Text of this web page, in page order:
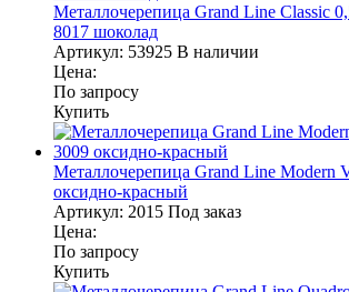
Металлочерепица Grand Line Classic
8017 шоколад
Артикул: 53925 В наличии
Цена:
По запросу
Купить
Металлочерепица Grand Line Modern
оксидно-красный
Артикул: 2015 Под заказ
Цена:
По запросу
Купить